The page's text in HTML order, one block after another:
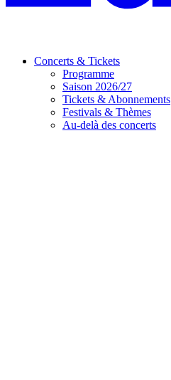
Concerts & Tickets
Programme
Saison 2026/27
Tickets & Abonnements
Festivals & Thèmes
Au-delà des concerts